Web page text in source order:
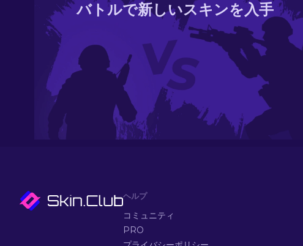
バトルで新しいスキンを入手
ヘルプ
コミュニティ
PRO